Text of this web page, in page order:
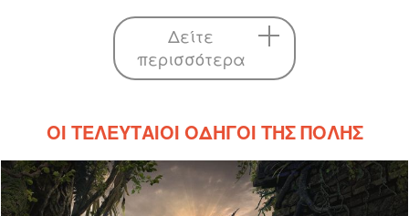
Δείτε
περισσότερα
ΟΙ ΤΕΛΕΥΤΑΊΟΙ ΟΔΗΓΟΊ ΤΗΣ ΠΌΛΗΣ